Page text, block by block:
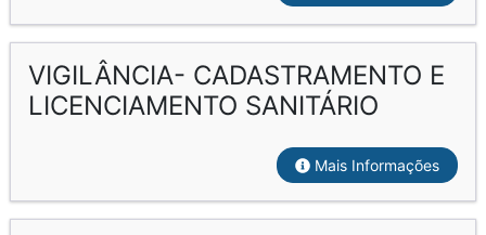
VIGILÂNCIA- CADASTRAMENTO E
LICENCIAMENTO SANITÁRIO
Mais Informações